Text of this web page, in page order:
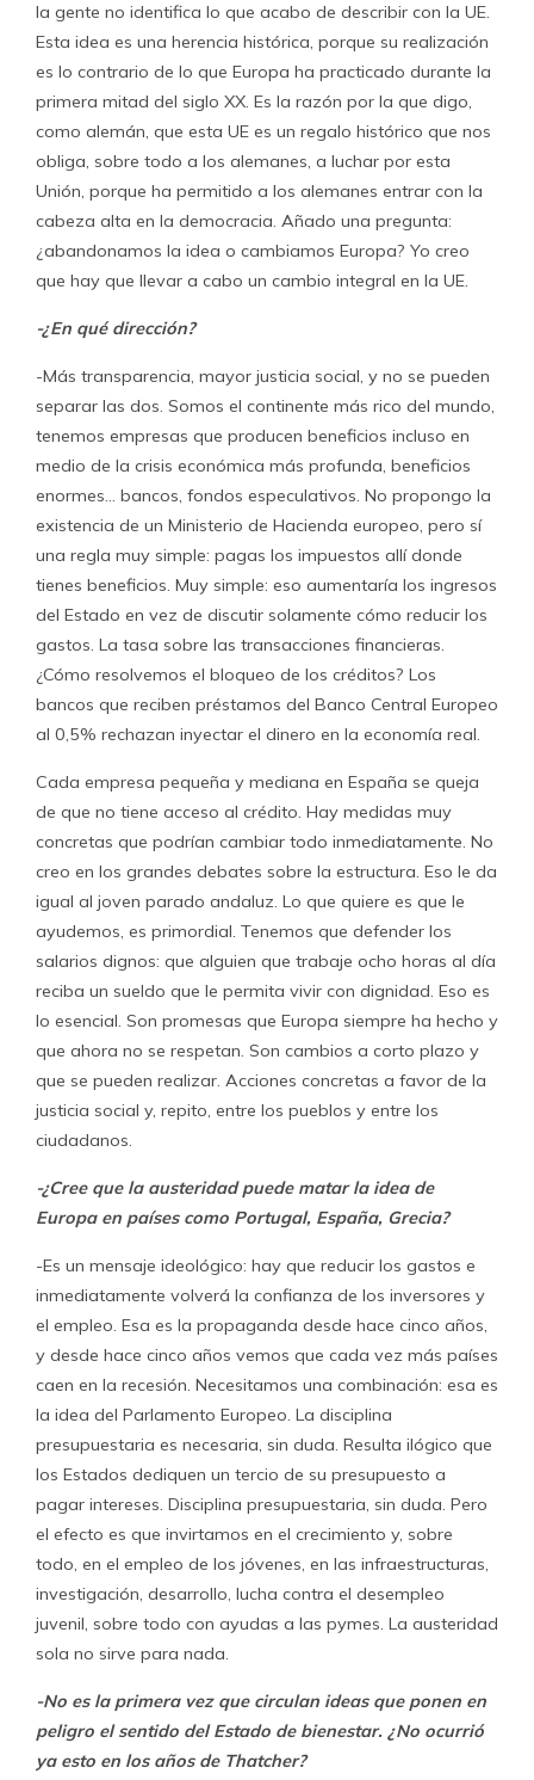
la gente no identifica lo que acabo de describir con la UE.
Esta idea es una herencia histórica, porque su realización
es lo contrario de lo que Europa ha practicado durante la
primera mitad del siglo XX. Es la razón por la que digo,
como alemán, que esta UE es un regalo histórico que nos
obliga, sobre todo a los alemanes, a luchar por esta
Unión, porque ha permitido a los alemanes entrar con la
cabeza alta en la democracia. Añado una pregunta:
¿abandonamos la idea o cambiamos Europa? Yo creo
que hay que llevar a cabo un cambio integral en la UE.
-¿En qué dirección?
-Más transparencia, mayor justicia social, y no se pueden
separar las dos. Somos el continente más rico del mundo,
tenemos empresas que producen beneficios incluso en
medio de la crisis económica más profunda, beneficios
enormes… bancos, fondos especu­lativos. No propongo la
existencia de un Ministerio de Hacienda europeo, pero sí
una regla muy simple: pagas los impuestos allí donde
tienes beneficios. Muy simple: eso aumentaría los ingresos
del Estado en vez de discutir solamente cómo reducir los
gastos. La tasa sobre las transacciones financieras.
¿Cómo resolvemos el bloqueo de los créditos? Los
bancos que reciben préstamos del Banco Central Europeo
al 0,5% rechazan inyectar el dinero en la economía real.
Cada empresa pequeña y mediana en España se queja
de que no tiene acceso al crédito. Hay medidas muy
concretas que podrían cambiar todo inmediatamente. No
creo en los grandes debates sobre la estructura. Eso le da
igual al joven parado andaluz. Lo que quiere es que le
ayudemos, es primordial. Tenemos que defender los
salarios dignos: que alguien que trabaje ocho horas al día
reciba un sueldo que le permita vivir con dignidad. Eso es
lo esencial. Son promesas que Europa siempre ha hecho y
que ahora no se respetan. Son cambios a corto plazo y
que se pueden realizar. Acciones concretas a favor de la
justicia social y, repito, entre los pueblos y entre los
ciudadanos.
-¿Cree que la austeridad puede matar la idea de
Europa en países como Portugal, España, Grecia?
-Es un mensaje ideológico: hay que reducir los gastos e
inmediatamente volverá la confianza de los inversores y
el empleo. Esa es la propaganda desde hace cinco años,
y desde hace cinco años vemos que cada vez más países
caen en la recesión. Necesitamos una combinación: esa es
la idea del Parlamento Europeo. La disciplina
presupuestaria es necesaria, sin duda. Resulta ilógico que
los Estados dediquen un tercio de su presupuesto a
pagar intereses. Disciplina presupuestaria, sin duda. Pero
el efecto es que invirtamos en el crecimiento y, sobre
todo, en el empleo de los jóvenes, en las infraestructuras,
investigación, desarrollo, lucha contra el desempleo
juvenil, sobre todo con ayudas a las pymes. La austeridad
sola no sirve para nada.
-No es la primera vez que circulan ideas que ponen en
peligro el sentido del Estado de bienestar. ¿No ocurrió
ya esto en los años de Thatcher?